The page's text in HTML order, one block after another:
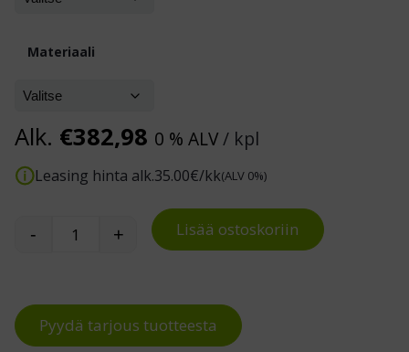
Materiaali
Alk. €382,98 0 % ALV/ kpl
Leasing hinta alk.35.00€/kk(ALV 0%)
RST-tarjoiluvaunu määrä
- + Lisää ostoskoriin
Pyydä tarjous tuotteesta